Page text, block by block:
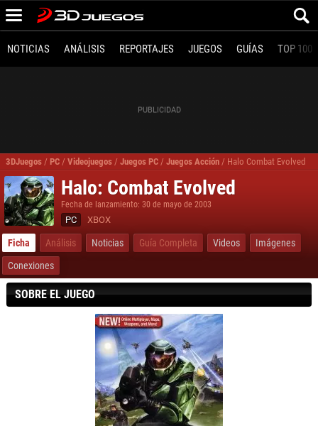
NOTICIAS ANÁLISIS REPORTAJES JUEGOS GUÍAS TOP 100
3DJuegos / PC / Videojuegos / Juegos PC / Juegos Acción / Halo Combat Evolved
Halo: Combat Evolved
Fecha de lanzamiento: 30 de mayo de 2003
PC XBOX
Ficha Análisis Noticias Guía Completa Videos
Imágenes
Conexiones
SOBRE EL JUEGO